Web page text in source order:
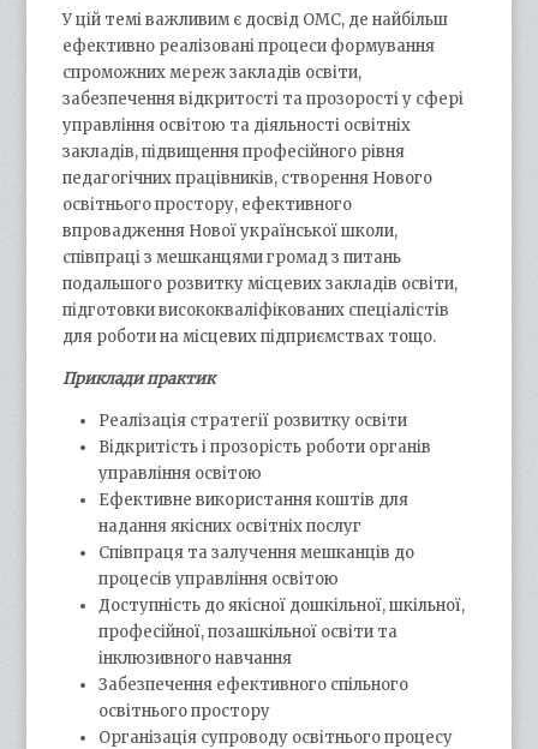
У цій темі важливим є досвід ОМС, де найбільш
ефективно реалізовані процеси формування
спроможних мереж закладів освіти,
забезпечення відкритості та прозорості у сфері
управління освітою та діяльності освітніх
закладів, підвищення професійного рівня
педагогічних працівників, створення Нового
освітнього простору, ефективного
впровадження Нової української школи,
співпраці з мешканцями громад з питань
подальшого розвитку місцевих закладів освіти,
підготовки висококваліфікованих спеціалістів
для роботи на місцевих підприємствах тощо.
Приклади практик
Реалізація стратегії розвитку освіти
Відкритість і прозорість роботи органів
управління освітою
Ефективне використання коштів для
надання якісних освітніх послуг
Співпраця та залучення мешканців до
процесів управління освітою
Доступність до якісної дошкільної, шкільної,
професійної, позашкільної освіти та
інклюзивного навчання
Забезпечення ефективного спільного
освітнього простору
Організація супроводу освітнього процесу